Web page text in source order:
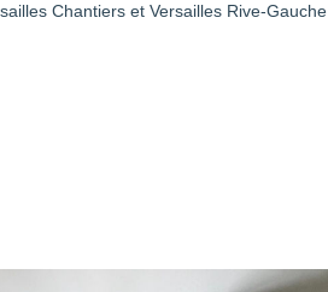
Chantiers et Versailles Rive-Gauche